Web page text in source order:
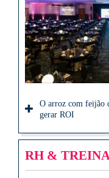
O arroz com feijão
gerar ROI
RH &